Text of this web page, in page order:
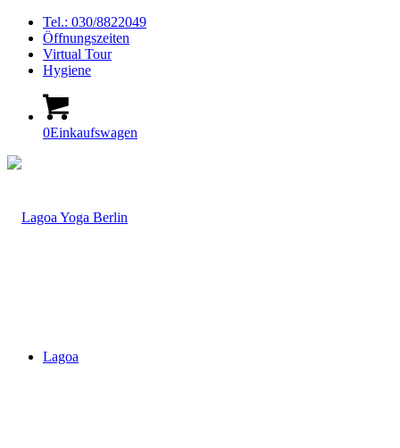
Tel.: 030/8822049
Öffnungszeiten
Virtual Tour
Hygiene
0Einkaufswagen
Lagoa